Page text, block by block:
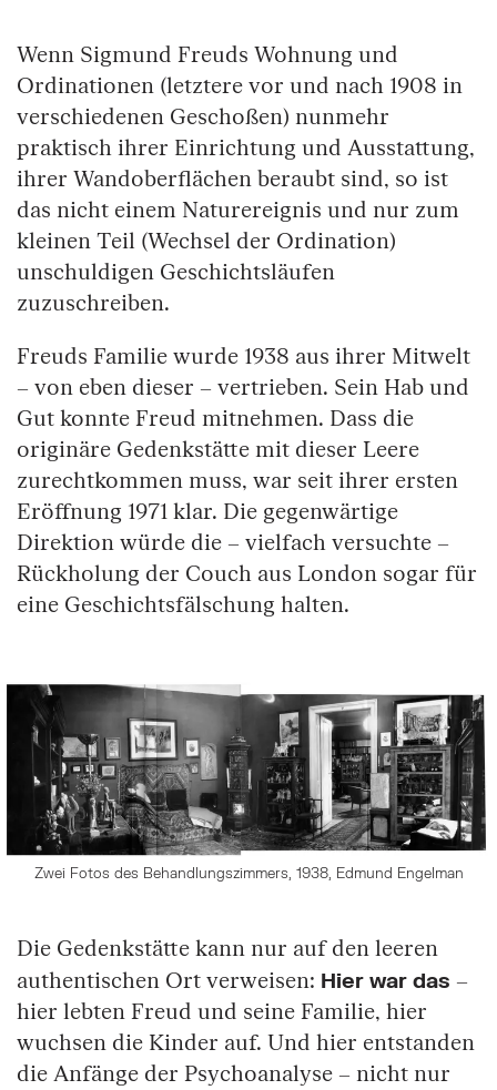
Wenn Sigmund Freuds Wohnung und
Ordinationen (letztere vor und nach 1908 in
verschiedenen Geschoßen) nunmehr
praktisch ihrer Einrichtung und Ausstattung,
ihrer Wandoberflächen beraubt sind, so ist
das nicht einem Naturereignis und nur zum
kleinen Teil (Wechsel der Ordination)
unschuldigen Geschichtsläufen
zuzuschreiben.
Freuds Familie wurde 1938 aus ihrer Mitwelt
– von eben dieser – vertrieben. Sein Hab und
Gut konnte Freud mitnehmen. Dass die
originäre Gedenkstätte mit dieser Leere
zurechtkommen muss, war seit ihrer ersten
Eröffnung 1971 klar. Die gegenwärtige
Direktion würde die – vielfach versuchte –
Rückholung der Couch aus London sogar für
eine Geschichtsfälschung halten.
Zwei Fotos des Behandlungszimmers, 1938, Edmund Engelman
Die Gedenkstätte kann nur auf den leeren
authentischen Ort verweisen: Hier war das –
hier lebten Freud und seine Familie, hier
wuchsen die Kinder auf. Und hier entstanden
die Anfänge der Psychoanalyse – nicht nur